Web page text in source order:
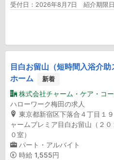
受付日：2026年8月7日 紹介期限
目白お留山（短時間入浴介
ホーム
新着
株式会社チャーム・ケア・コ
ハローワーク梅田の求人
東京都新宿区下落合４丁目１
ャームプレミア目白お留山（２
０室）
パート・アルバイト
時給 1,555円